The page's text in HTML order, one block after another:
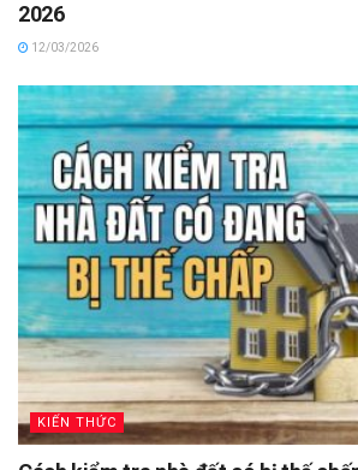
2026
12/03/2026
KIẾN THỨC